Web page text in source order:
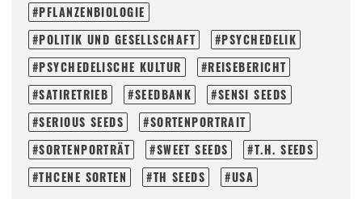
PFLANZENBIOLOGIE
POLITIK UND GESELLSCHAFT
PSYCHEDELIK
PSYCHEDELISCHE KULTUR
REISEBERICHT
SATIRETRIEB
SEEDBANK
SENSI SEEDS
SERIOUS SEEDS
SORTENPORTRAIT
SORTENPORTRÄT
SWEET SEEDS
T.H. SEEDS
THCENE SORTEN
TH SEEDS USA